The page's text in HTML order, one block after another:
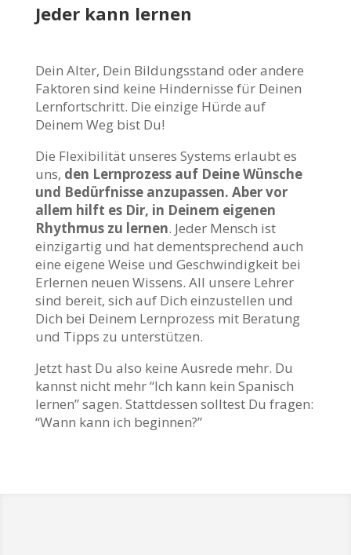
Jeder kann lernen
Dein Alter, Dein Bildungsstand oder andere
Faktoren sind keine Hindernisse für Deinen
Lernfortschritt. Die einzige Hürde auf
Deinem Weg bist Du!
Die Flexibilität unseres Systems erlaubt es
uns, den Lernprozess auf Deine Wünsche
und Bedürfnisse anzupassen. Aber vor
allem hilft es Dir, in Deinem eigenen
Rhythmus zu lernen. Jeder Mensch ist
einzigartig und hat dementsprechend auch
eine eigene Weise und Geschwindigkeit bei
Erlernen neuen Wissens. All unsere Lehrer
sind bereit, sich auf Dich einzustellen und
Dich bei Deinem Lernprozess mit Beratung
und Tipps zu unterstützen.
Jetzt hast Du also keine Ausrede mehr. Du
kannst nicht mehr “Ich kann kein Spanisch
lernen” sagen. Stattdessen solltest Du fragen:
“Wann kann ich beginnen?”